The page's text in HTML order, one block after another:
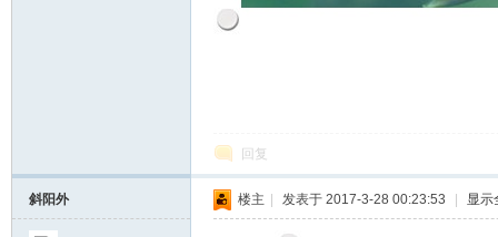
回复
斜阳外 楼主 发表于 2017-3-28 00:23:53 显示